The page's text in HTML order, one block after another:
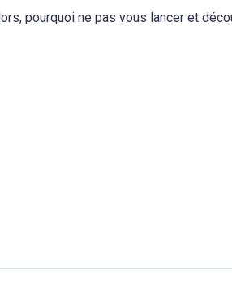
pourquoi ne pas vous lancer et